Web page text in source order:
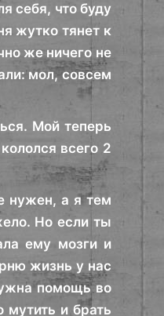
себя, что буду
жутко тянет к
же ничего не
мол, совсем
Мой теперь
всего 2
нужен, а я тем
Но если ты
ему мозги и
жизнь у нас
помощь во
мутить и брать